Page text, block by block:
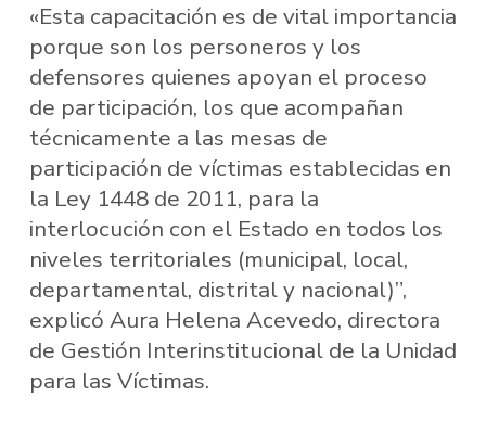
«Esta capacitación es de vital importancia
porque son los personeros y los
defensores quienes apoyan el proceso
de participación, los que acompañan
técnicamente a las mesas de
participación de víctimas establecidas en
la Ley 1448 de 2011, para la
interlocución con el Estado en todos los
niveles territoriales (municipal, local,
departamental, distrital y nacional)”,
explicó Aura Helena Acevedo, directora
de Gestión Interinstitucional de la Unidad
para las Víctimas.